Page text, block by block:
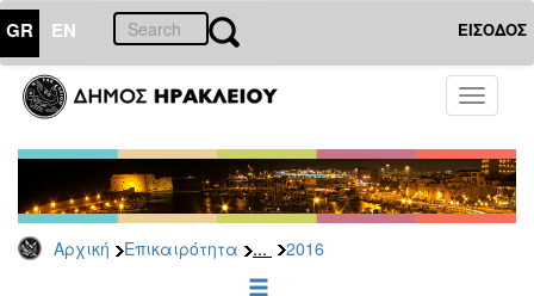
GR EN ΕΙΣΟΔΟΣ
Toggle
Αρχική Επικαιρότητα ... 2016
ΕΠΙΚΑΙΡΟΤΗΤΑ
-
Δημοπρασίες
Αρχείο
2026